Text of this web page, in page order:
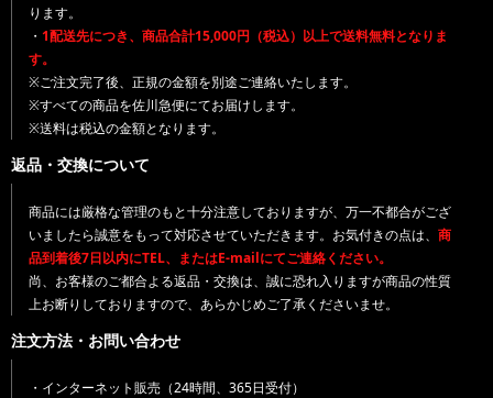
ります。
・ 1配送先につき、商品合計15,000円（税込）以上で送料無料となりま
す。
※ご注文完了後、正規の金額を別途ご連絡いたします。
※すべての商品を佐川急便にてお届けします。
※送料は税込の金額となります。
返品・交換について
商品には厳格な管理のもと十分注意しておりますが、万一不都合がござ
いましたら誠意をもって対応させていただきます。お気付きの点は、 商
品到着後7日以内にTEL、またはE-mailにてご連絡ください。
尚、お客様のご都合よる返品・交換は、誠に恐れ入りますが商品の性質
上お断りしておりますので、あらかじめご了承くださいませ。
注文方法・お問い合わせ
・インターネット販売（24時間、365日受付）